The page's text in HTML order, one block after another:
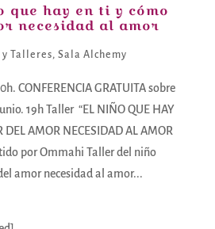
que hay en ti y cómo
necesidad al amor
y Talleres, Sala Alchemy
CONFERENCIA GRATUITA sobre
19h Taller “EL NIÑO QUE HAY
DEL AMOR NECESIDAD AL AMOR
por Ommahi Taller del niño
amor necesidad al amor...